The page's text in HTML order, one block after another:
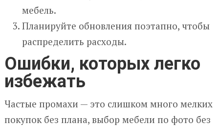
мебель.
Планируйте обновления поэтапно, чтобы
распределить расходы.
Ошибки, которых легко
избежать
Частые промахи — это слишком много мелких
покупок без плана, выбор мебели по фото без